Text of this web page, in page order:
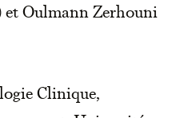
Oulmann Zerhouni
Clinique,